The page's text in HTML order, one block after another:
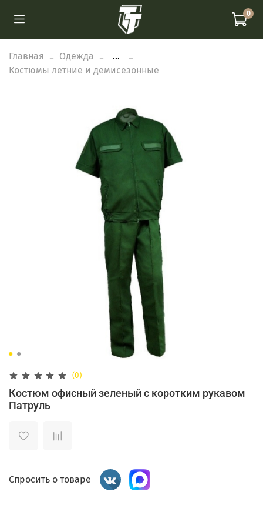
0
Главная Одежда
...
Костюмы летние и демисезонные
(0)
Костюм офисный зеленый с коротким рукавом
Патруль
Спросить о товаре